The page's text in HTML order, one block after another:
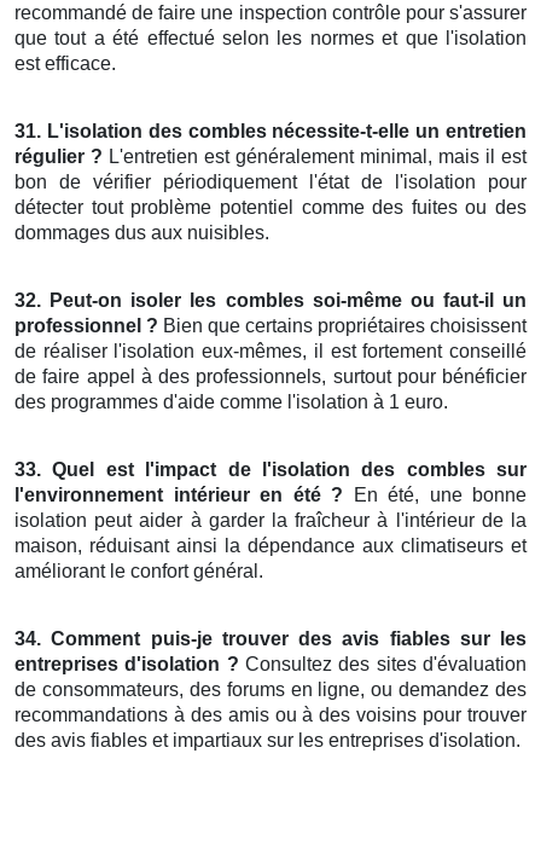
recommandé de faire une inspection contrôle pour s'assurer
que tout a été effectué selon les normes et que l'isolation
est efficace.
31. L'isolation des combles nécessite-t-elle un entretien
régulier ? L'entretien est généralement minimal, mais il est
bon de vérifier périodiquement l'état de l'isolation pour
détecter tout problème potentiel comme des fuites ou des
dommages dus aux nuisibles.
32. Peut-on isoler les combles soi-même ou faut-il un
professionnel ? Bien que certains propriétaires choisissent
de réaliser l'isolation eux-mêmes, il est fortement conseillé
de faire appel à des professionnels, surtout pour bénéficier
des programmes d'aide comme l'isolation à 1 euro.
33. Quel est l'impact de l'isolation des combles sur
l'environnement intérieur en été ? En été, une bonne
isolation peut aider à garder la fraîcheur à l'intérieur de la
maison, réduisant ainsi la dépendance aux climatiseurs et
améliorant le confort général.
34. Comment puis-je trouver des avis fiables sur les
entreprises d'isolation ? Consultez des sites d'évaluation
de consommateurs, des forums en ligne, ou demandez des
recommandations à des amis ou à des voisins pour trouver
des avis fiables et impartiaux sur les entreprises d'isolation.